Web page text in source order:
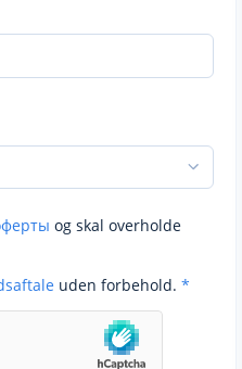
og skal overholde
uden forbehold. *